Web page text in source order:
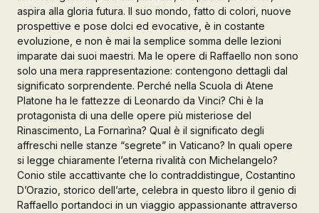
aspira alla gloria futura. Il suo mondo, fatto di colori, nuove
prospettive e pose dolci ed evocative, è in costante
evoluzione, e non è mai la semplice somma delle lezioni
imparate dai suoi maestri. Ma le opere di Raffaello non sono
solo una mera rappresentazione: contengono dettagli dal
significato sorprendente. Perché nella Scuola di Atene
Platone ha le fattezze di Leonardo da Vinci? Chi è la
protagonista di una delle opere più misteriose del
Rinascimento, La Fornarìna? Qual è il significato degli
affreschi nelle stanze “segrete” in Vaticano? In quali opere
si legge chiaramente l’eterna rivalità con Michelangelo?
Conio stile accattivante che lo contraddistingue, Costantino
D’Orazio, storico dell’arte, celebra in questo libro il genio di
Raffaello portandoci in un viaggio appassionante attraverso